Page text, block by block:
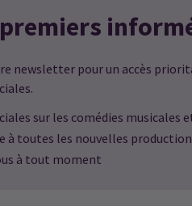
newsletter pour un accès
sur les comédies musicales
à toutes les nouvelles
à tout moment